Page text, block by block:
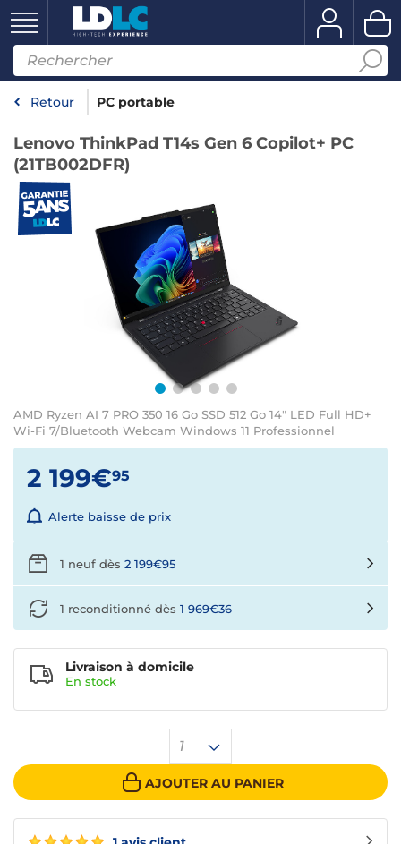
Retour PC portable
Lenovo ThinkPad T14s Gen 6 Copilot+ PC
(21TB002DFR)
AMD Ryzen AI 7 PRO 350 16 Go SSD 512 Go 14" LED Full HD+
Wi-Fi 7/Bluetooth Webcam Windows 11 Professionnel
2 199€95
Alerte baisse de prix
1
AJOUTER AU PANIER
Livraison à domicile
En stock
1 neuf dès 2 199€95
1 reconditionné dès 1 969€36